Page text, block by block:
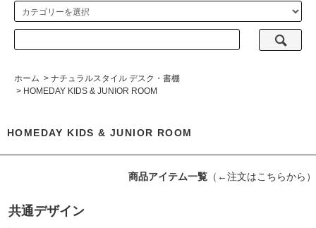
ホーム > ナチュラルスタイル デスク・書棚
> HOMEDAY KIDS & JUNIOR ROOM
HOMEDAY KIDS & JUNIOR ROOM
商品アイテム一覧 （←注文はこちらから）
共通デザイン